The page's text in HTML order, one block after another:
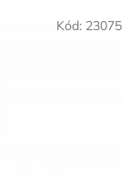
Kód: 23075